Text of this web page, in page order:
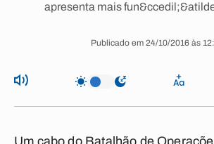
apresenta mais
Publicado em 24/10/2016 às
Um cabo do Batalhão de